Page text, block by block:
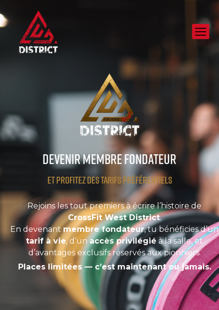
DEVENIR MEMBRE FONDATEUR
et profitez des tarifs préférentiels
Rejoins les tout premiers à écrire l’histoire de
CrossFit West District.
En devenantmembre fondateur, tu bénéficies d’un
tarif à vie, d’unaccès privilégié à la salle, et
d’avantages exclusifs réservés aux pionniers.
Places limitées — c’est maintenant ou jamais.